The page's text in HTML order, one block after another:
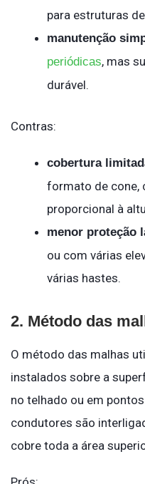
para estruturas
manutenção
periódicas, mas
durável.
Contras:
cobertura
formato de cone,
proporcional à
menor proteção
ou com várias
várias hastes.
2. Método das
O método das malhas
instalados sobre a
no telhado ou em
condutores são
cobre toda a área